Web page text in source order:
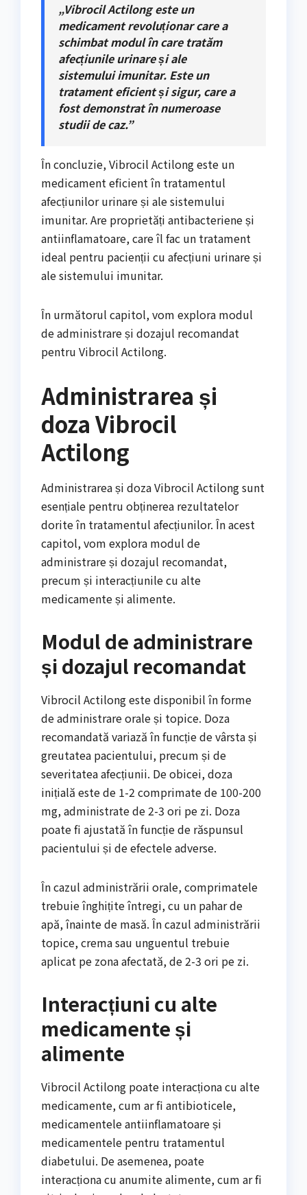
„Vibrocil Actilong este un
medicament revoluționar care a
schimbat modul în care tratăm
afecțiunile urinare și ale
sistemului imunitar. Este un
tratament eficient și sigur, care a
fost demonstrat în numeroase
studii de caz.”
În concluzie, Vibrocil Actilong este un
medicament eficient în tratamentul
afecțiunilor urinare și ale sistemului
imunitar. Are proprietăți antibacteriene și
antiinflamatoare, care îl fac un tratament
ideal pentru pacienții cu afecțiuni urinare și
ale sistemului imunitar.
În următorul capitol, vom explora modul
de administrare și dozajul recomandat
pentru Vibrocil Actilong.
Administrarea și
doza Vibrocil
Actilong
Administrarea și doza Vibrocil Actilong sunt
esențiale pentru obținerea rezultatelor
dorite în tratamentul afecțiunilor. În acest
capitol, vom explora modul de
administrare și dozajul recomandat,
precum și interacțiunile cu alte
medicamente și alimente.
Modul de administrare
și dozajul recomandat
Vibrocil Actilong este disponibil în forme
de administrare orale și topice. Doza
recomandată variază în funcție de vârsta și
greutatea pacientului, precum și de
severitatea afecțiunii. De obicei, doza
inițială este de 1-2 comprimate de 100-200
mg, administrate de 2-3 ori pe zi. Doza
poate fi ajustată în funcție de răspunsul
pacientului și de efectele adverse.
În cazul administrării orale, comprimatele
trebuie înghițite întregi, cu un pahar de
apă, înainte de masă. În cazul administrării
topice, crema sau unguentul trebuie
aplicat pe zona afectată, de 2-3 ori pe zi.
Interacțiuni cu alte
medicamente și
alimente
Vibrocil Actilong poate interacționa cu alte
medicamente, cum ar fi antibioticele,
medicamentele antiinflamatoare și
medicamentele pentru tratamentul
diabetului. De asemenea, poate
interacționa cu anumite alimente, cum ar fi